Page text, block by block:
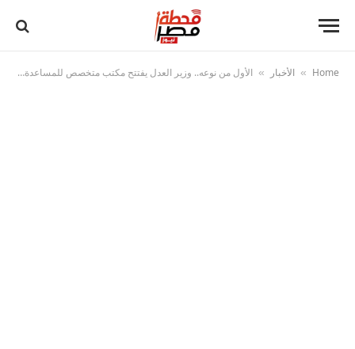
Home
» الأخبار » الأول من نوعه.. وزير العدل يفتتح مكتب متخصص للمساعدة القانونية الأسرية للأجانب بالعاصمة الجديدة